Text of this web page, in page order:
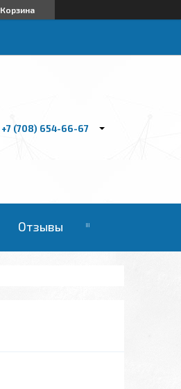
Корзина
+7 (708) 654-66-67
Отзывы